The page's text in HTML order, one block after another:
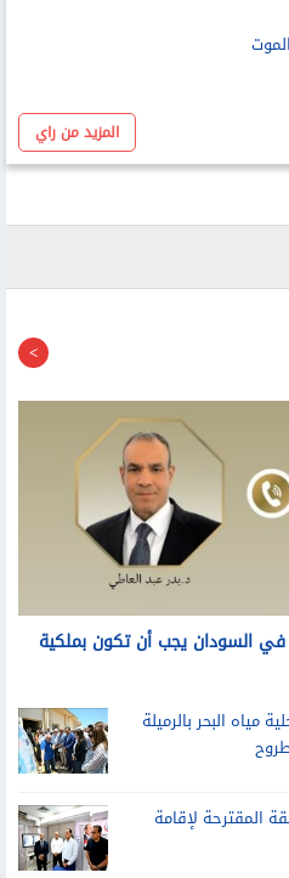
المزيد من راي
في السودان يجب أن تكون بملكية
مياه البحر بالرميلة
المقترحة لإقامة